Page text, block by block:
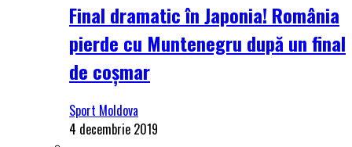
Final dramatic în Japonia! România
pierde cu Muntenegru după un final
de coșmar
Sport Moldova
4 decembrie 2019